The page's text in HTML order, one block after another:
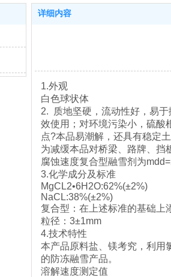
详细内容
1.外观
白色球状体
2. 质地坚硬，流动性好，易
效使用；对环境污染小，硫酸
点?本品易潮解，还具有稳定
为减缓本品对桥梁、路牌、挡
腐蚀速度复合型融雪剂为
3.化学成分及标准
MgCL2•6H2O:62%(±2%)
NaCL:38%(±2%)
复合型：在上述标准的基础上
粒径：3±1mm
4.技术特性
本产品原料盐、镁考究，利用
的防冻融雪产品。
溶解速度测定值